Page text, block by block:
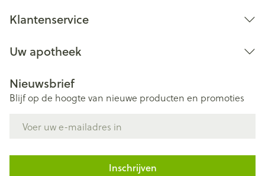
Klantenservice
Uw apotheek
Nieuwsbrief
Blijf op de hoogte van nieuwe producten en promoties
Inschrijven